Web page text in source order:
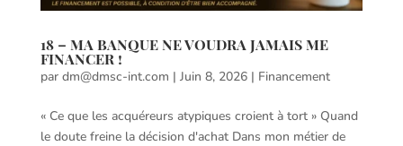
18 – MA BANQUE NE VOUDRA JAMAIS ME
FINANCER !
par dm@dmsc-int.com | Juin 8, 2026| Financement
« Ce que les acquéreurs atypiques croient à tort » Quand
le doute freine la décision d'achat Dans mon métier de